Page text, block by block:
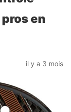
en
il y a 3 mois